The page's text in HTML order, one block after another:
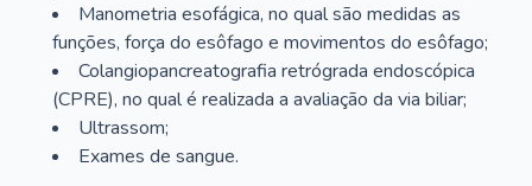
Manometria esofágica, no qual são medidas as
funções, força do esôfago e movimentos do esôfago;
Colangiopancreatografia retrógrada endoscópica
(CPRE), no qual é realizada a avaliação da via biliar;
Ultrassom;
Exames de sangue.